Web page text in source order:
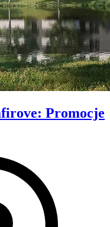
: Promocje